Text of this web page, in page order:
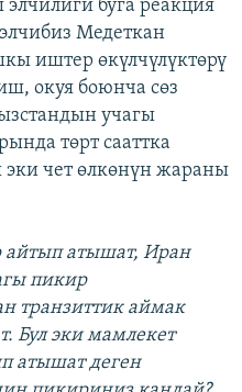
буга реакция
Медеткан
иштер өкүлчүлүктөрү
окуя боюнча сөз
учагы
төрт сааттка
чет өлкөнүн жараны
айтып атышат, Иран
пикир
транзиттик аймак
Бул эки мамлекет
атышат деген